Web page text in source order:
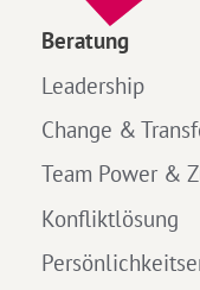
Beratung
Leadership
Change &
Team Power &
Konfliktlösung